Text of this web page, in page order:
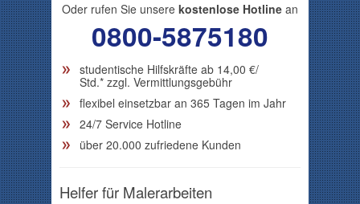
Oder rufen Sie unsere kostenlose Hotline an
0800-5875180
studentische Hilfskräfte ab 14,00 €/
Std.* zzgl. Vermittlungsgebühr
flexibel einsetzbar an 365 Tagen im Jahr
24/7 Service Hotline
über 20.000 zufriedene Kunden
Helfer für Malerarbeiten